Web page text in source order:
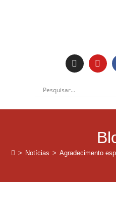
> Notícias > Agradecimento